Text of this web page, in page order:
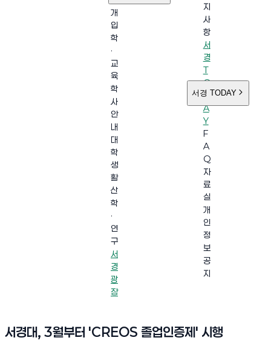
개
입
학
·
교
육
학
사
안
내
대
학
생
활
산
학
·
연
구
서
경
광
장
지
사
항
서
경
T
O
D
A
Y
F
A
Q
자
료
실
개
인
정
보
공
지
서경 TODAY
서경대, 3월부터 'CREOS 졸업인증제' 시행